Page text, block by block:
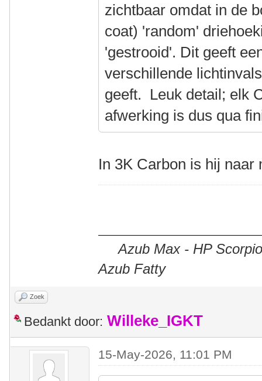
zichtbaar omdat in de
coat) 'random'
'gestrooid'. Dit geeft
verschillende
geeft. Leuk detail; elk
afwerking is dus qua
In 3K Carbon is hij
Azub Max - HP
Azub Fatty
Zoek
Bedankt door: Willeke_IGKT
15-May-2026, 11:01 PM